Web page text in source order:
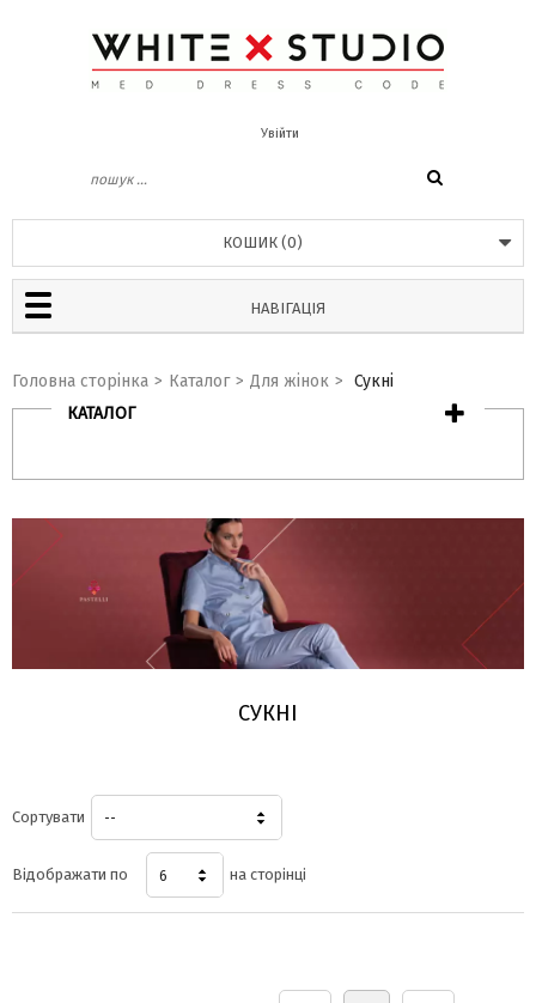
Увійти
КОШИК (0)
НАВІГАЦІЯ
Головна сторінка > Каталог > Для жінок > Сукні
КАТАЛОГ
СУКНІ
Сортувати --
Відображати по 6 на сторінці